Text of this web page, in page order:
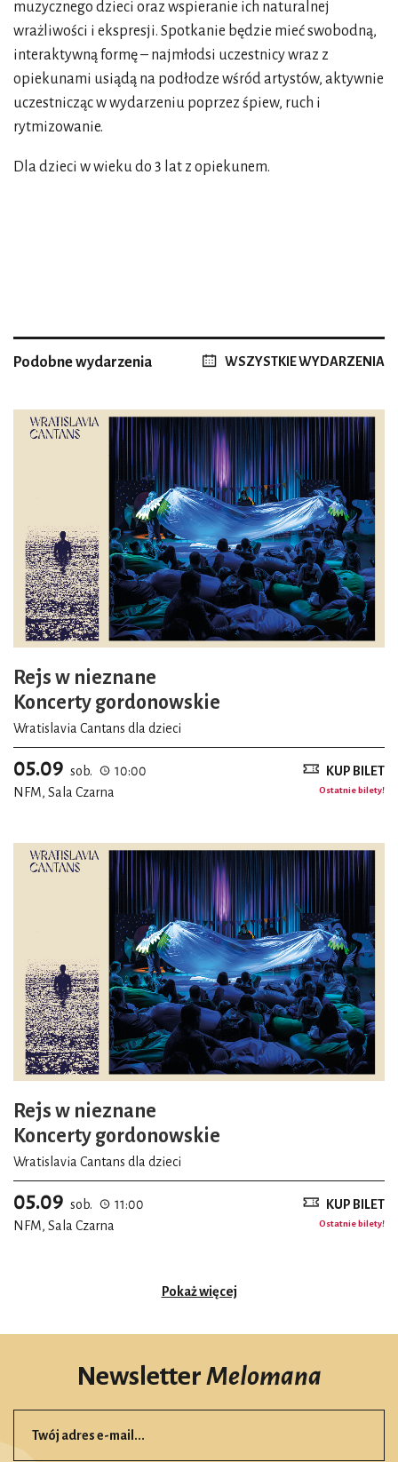
muzycznego dzieci oraz wspieranie ich naturalnej
wrażliwości i ekspresji. Spotkanie będzie mieć swobodną,
interaktywną formę – najmłodsi uczestnicy wraz z
opiekunami usiądą na podłodze wśród artystów, aktywnie
uczestnicząc w wydarzeniu poprzez śpiew, ruch i
rytmizowanie.
Dla dzieci w wieku do 3 lat z opiekunem.
Podobne wydarzenia WSZYSTKIE WYDARZENIA
Rejs w nieznane
Koncerty gordonowskie
Wratislavia Cantans dla dzieci
05.09 sob.
10:00
NFM, Sala Czarna
KUP BILET
Ostatnie bilety!
Rejs w nieznane
Koncerty gordonowskie
Wratislavia Cantans dla dzieci
05.09 sob.
11:00
NFM, Sala Czarna
KUP BILET
Ostatnie bilety!
Pokaż więcej
NewsletterMelomana